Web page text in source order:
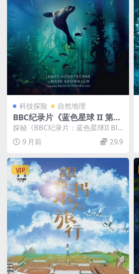
科技探险 自然地理
BBC纪录片《蓝色星球 II 第3
集：珊瑚礁 Blue Planet II：
Coral Reefs 2017》第二季第
3集 英语中字 1080P/TS/2.6G
探秘《BBC纪录片：蓝色星球II Blu
e Planet 2017》第二季第3集...
9 月前 29.9
VIP